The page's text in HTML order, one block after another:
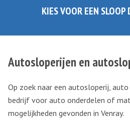
KIES VOOR EEN SLOOP
Autosloperijen en
Op zoek naar een autosloperij,
bedrijf voor auto onderdelen of
mogelijkheden gevonden in Venray.